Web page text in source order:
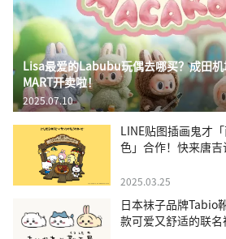
Lisa最爱的Labubu玩偶去哪买？成田
MART开卖啦！
2025.07.10
LINE贴图插画鬼才
色」合作！快来唐
2025.03.25
日本袜子品牌Tabio
款可爱又舒适的联名